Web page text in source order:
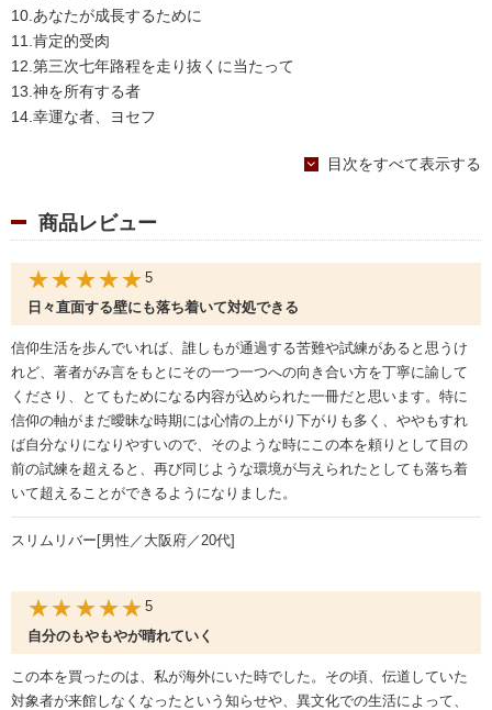
10.あなたが成長するために
11.肯定的受肉
12.第三次七年路程を走り抜くに当たって
13.神を所有する者
14.幸運な者、ヨセフ
18.主従関係の愛
19.自分に勝とう
20.神のみ旨を推し量ろう
21.神を喜ばせる生活
22.目的意識をもつ生活
23.心にろうそくをともそう
24.真を求めよ
25.両親伝道と主人伝道のポイント
目次をすべて表示する
商品レビュー
★★★★★ 5
日々直面する壁にも落ち着いて対処できる
信仰生活を歩んでいれば、誰しもが通過する苦難や試練があると思うけ
れど、著者がみ言をもとにその一つ一つへの向き合い方を丁寧に諭して
くださり、とてもためになる内容が込められた一冊だと思います。特に
信仰の軸がまだ曖昧な時期には心情の上がり下がりも多く、ややもすれ
ば自分なりになりやすいので、そのような時にこの本を頼りとして目の
前の試練を超えると、再び同じような環境が与えられたとしても落ち着
いて超えることができるようになりました。
スリムリバー[男性／大阪府／20代]
★★★★★ 5
自分のもやもやが晴れていく
この本を買ったのは、私が海外にいた時でした。その頃、伝道していた
対象者が来館しなくなったという知らせや、異文化での生活によって、